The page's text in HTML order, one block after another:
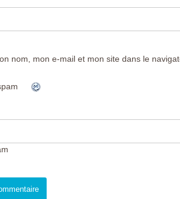
nom, mon e-mail et mon site dans le